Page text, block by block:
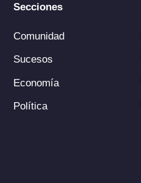
Secciones
Comunidad
Sucesos
Economía
Política